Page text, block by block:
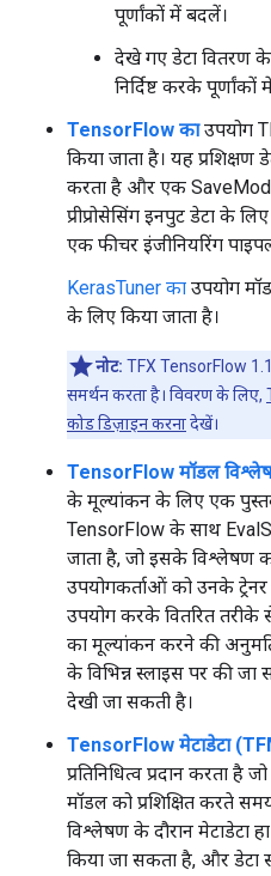
पूर्णांकों में बदलें।
देखे गए डेटा वितरण
निर्दिष्ट करके पूर्णांकों
TensorFlow काउपयोग
किया जाता है। यह
करता है और एक
प्रीप्रोसेसिंग इनपुट डेटा के लिए
एक फीचर इंजीनियरिंग
KerasTuner का उपयोग
के लिए किया जाता है।
नोट: TFX TensorFlow
समर्थन करता है। विवरण के लिए,
कोड डिज़ाइन करनादेखें।
TensorFlow मॉडल
के मूल्यांकन के लिए एक
TensorFlow के साथ
जाता है, जो इसके विश्लेषण
उपयोगकर्ताओं को उनके ट्रेनर
उपयोग करके वितरित तरीके
का मूल्यांकन करने की अनुमति
के विभिन्न स्लाइस पर की
देखी जा सकती है।
TensorFlow मेटाडेटा
प्रतिनिधित्व प्रदान करता
मॉडल को प्रशिक्षित करते
विश्लेषण के दौरान मेटाडेटा
किया जा सकता है, और डेटा